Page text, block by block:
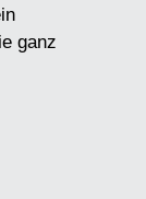
ganz